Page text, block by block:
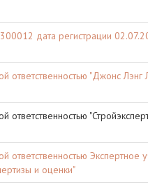
дата регистрации
ответственностью "Джонс Лэнг
ответственностью
ответственностью
и оценки"